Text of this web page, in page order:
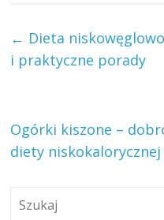
← Dieta
i praktyczne porady
Ogórki kiszone –
diety niskokalorycznej